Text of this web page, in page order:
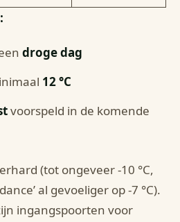
droge dag
12 °C
voorspeld in de komende
(tot ongeveer -10 °C,
al gevoeliger op -7 °C).
ingangspoorten voor